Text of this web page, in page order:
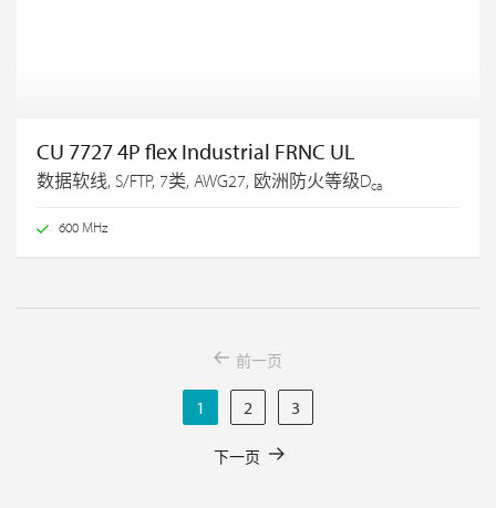
CU 7727 4P flex Industrial FRNC UL
数据软线, S/FTP, 7类, AWG27, 欧洲防火等级Dca
600 MHz
前一页
1 2 3
下一页